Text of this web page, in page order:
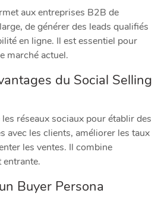
aux entreprises B2B de
de générer des leads qualifiés
en ligne. Il est essentiel pour
marché actuel.
du Social Selling
réseaux sociaux pour établir des
avec les clients, améliorer les taux
les ventes. Il combine
Buyer Persona